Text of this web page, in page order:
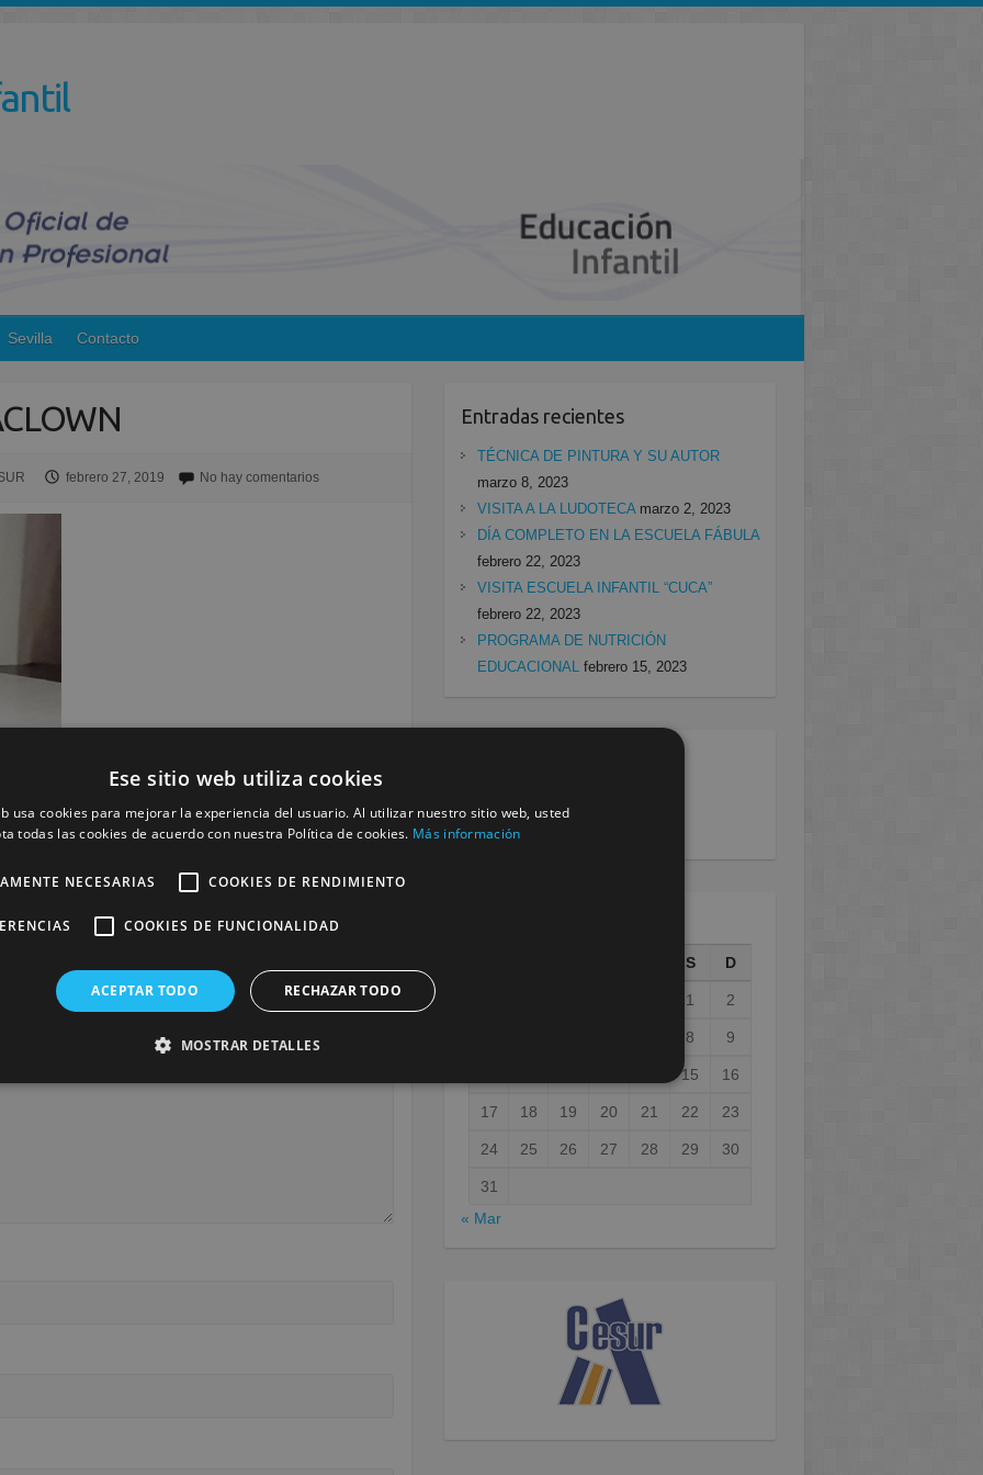
Sevilla Contacto
febrero 27, 2019 No hay comentarios
publicada.
Los campos obligatorios están marcados
Entradas recientes
TÉCNICA DE PINTURA Y SU AUTOR
marzo 8, 2023
VISITA A LA LUDOTECA marzo 2, 2023
DÍA COMPLETO EN LA ESCUELA FÁBULA
febrero 22, 2023
VISITA ESCUELA INFANTIL “CUCA”
febrero 22, 2023
PROGRAMA DE NUTRICIÓN
EDUCACIONAL febrero 15, 2023
Sevilla(199)
S D
1 2
8 9
15 16
17 18 19 20 21 22 23
24 25 26 27 28 29 30
31
« Mar
Ese sitio web utiliza cookies
usa cookies para mejorar la experiencia del usuario. Al utilizar nuestro sitio web, usted
todas las cookies de acuerdo con nuestra Política de cookies. Más información
NECESARIAS COOKIES DE RENDIMIENTO
COOKIES DE FUNCIONALIDAD
ACEPTAR TODO RECHAZAR TODO
MOSTRAR DETALLES